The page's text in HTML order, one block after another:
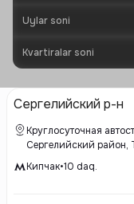
Uylar soni
Kvartiralar soni
Сергелийский р-н
Круглосуточная
Сергелийский район,
Кипчак•10 daq.